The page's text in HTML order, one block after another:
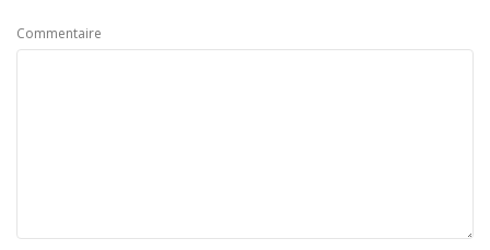
Commentaire